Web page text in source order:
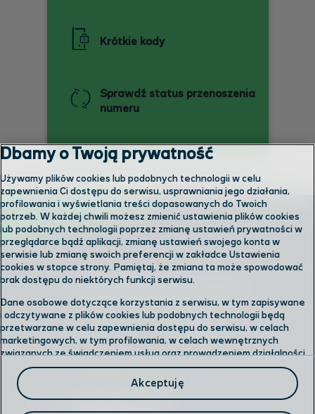
Krótkie kody
Sprawdź status przenoszenia
numeru
Skontaktuj się z nami
Odwiedź nas w salonie
Formularz kontaktowy
Dbamy o Twoją prywatność
Używamy plików cookies lub podobnych technologii w celu
zapewnienia Ci dostępu do serwisu, usprawniania jego działania,
profilowania i wyświetlania treści dopasowanych do Twoich
potrzeb. W każdej chwili możesz zmienić ustawienia plików cookies
lub podobnych technologii poprzez zmianę ustawień prywatności w
przeglądarce bądź aplikacji, zmianę ustawień swojego konta w
serwisie lub zmianę swoich preferencji w zakładce Ustawienia
cookies w stopce strony. Pamiętaj, że zmiana ta może spowodować
brak dostępu do niektórych funkcji serwisu.
Dane osobowe dotyczące korzystania z serwisu, w tym zapisywane
i odczytywane z plików cookies lub podobnych technologii będą
przetwarzane w celu zapewnienia dostępu do serwisu, w celach
marketingowych, w tym profilowania, w celach wewnętrznych
związanych ze świadczeniem usług oraz prowadzeniem działalności
gospodarczej, w tym dowodowych, analitycznych i statystycznych,
wykrywania i eliminowania nadużyć oraz w celu wykonywania
obowiązków wynikających z przepisów prawa. Administratorem
Twoich danych jestPolkomtel sp. z o.o.
Akceptuję